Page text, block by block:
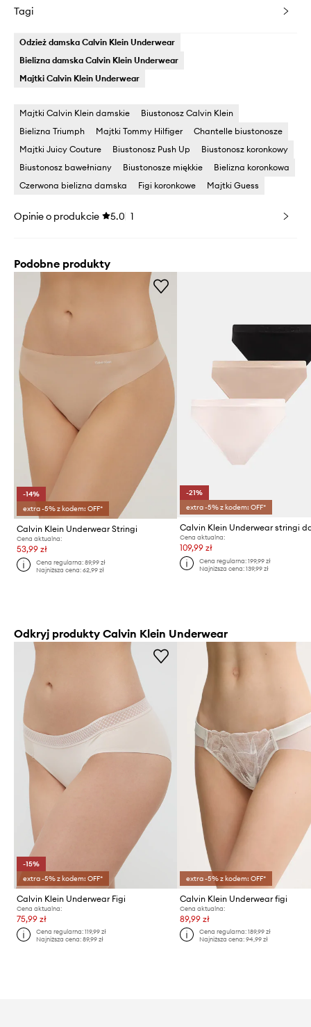
Tagi
Odzież damska Calvin Klein Underwear
Bielizna damska Calvin Klein Underwear
Majtki Calvin Klein Underwear
Majtki Calvin Klein damskie
Biustonosz Calvin Klein
Bielizna Triumph
Majtki Tommy Hilfiger
Chantelle biustonosze
Majtki Juicy Couture
Biustonosz Push Up
Biustonosz koronkowy
Biustonosz bawełniany
Biustonosze miękkie
Bielizna koronkowa
Czerwona bielizna damska
Figi koronkowe Majtki Guess
Opinie o produkcie 5.0 1
Podobne produkty
-14%
extra -5% z kodem: OFF*
Calvin Klein Underwear Stringi
Cena aktualna:
53,99 zł
Cena regularna:89,99 zł
Najniższa cena:62,99 zł
-21%
extra -5% z kodem: OFF*
Cena aktualna:
109,99 zł
Cena regularna: 199,99 zł
Najniższa cena: 139,99 zł
Odkryj produkty Calvin Klein Underwear
-15%
extra -5% z kodem: OFF*
Calvin Klein Underwear Figi
Cena aktualna:
75,99 zł
Cena regularna:119,99 zł
Najniższa cena:89,99 zł
extra -5% z kodem: OFF*
Calvin Klein Underwear figi
Cena aktualna:
89,99 zł
Cena regularna: 189,99 zł
Najniższa cena: 94,99 zł